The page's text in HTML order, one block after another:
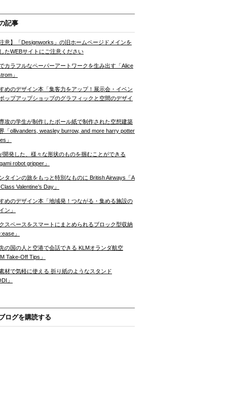
記事
意】「Designworks」の旧ホームページドメインを
たWEBサイトにご注意ください
カラフルなペーパーアートワークを生み出す「Alice
」
めのデザイン本「集客力をアップ！展示会・イベン
ップアップショップのグラフィックと空間のデザイ
攻の学生が制作したボール紙で制作された空想建築
「ollivanders, weasley burrow, and more harry potter
」
開発した、様々な形状のものを掴むことができる
robot gripper」
タインの旅をもっと特別なものに British Airways「A
Valentine’s Day」
めのデザイン本「地域発！つながる・集める施設の
ン」
スペースをスマートにまとめられるブロック型収納
」
の国の人と空港で会話できる KLMオランダ航空
Take-Off Tips」
材で気軽に使える 折り紙のようなスタンド
」
ログを購読する